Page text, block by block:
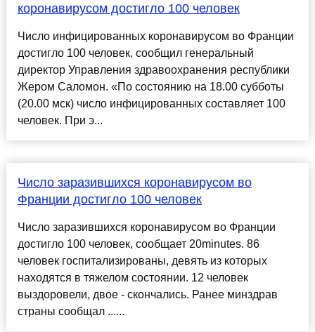
коронавирусом достигло 100 человек
Число инфицированных коронавирусом во Франции
достигло 100 человек, сообщил генеральный
директор Управления здравоохранения республики
Жером Саломон. «По состоянию на 18.00 субботы
(20.00 мск) число инфицированных составляет 100
человек. При э...
Число заразившихся коронавирусом во
Франции достигло 100 человек
Число заразившихся коронавирусом во Франции
достигло 100 человек, сообщает 20minutes. 86
человек госпитализированы, девять из которых
находятся в тяжелом состоянии. 12 человек
выздоровели, двое - скончались. Ранее минздрав
страны сообщал ......